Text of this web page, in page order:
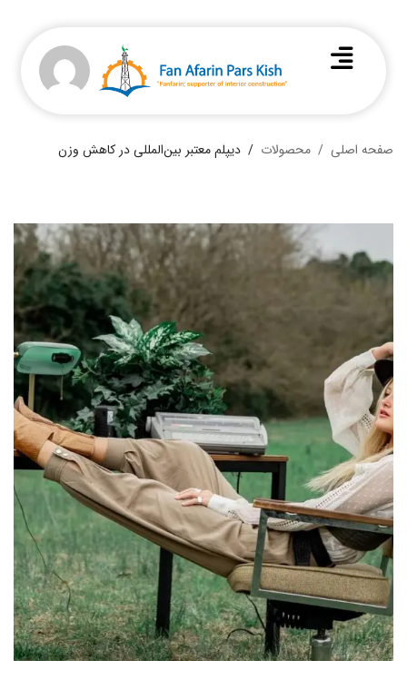
صفحه اصلی محصولات دیپلم معتبر بین‌المللی در کاهش وزن